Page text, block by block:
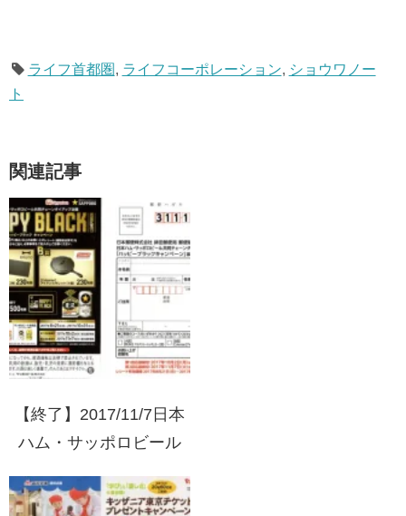
ライフ首都圏 , ライフコーポレーション, ショウワノー
ト
関連記事
【終了】2017/11/7日本
ハム・サッポロビール
ペーン